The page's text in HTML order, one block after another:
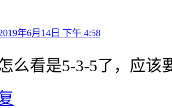
年6月14日 下午 4:58
么看是5-3-5了，应该